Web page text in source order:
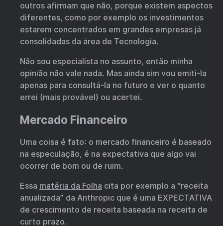
outros afirmam que não, porque existem aspectos
diferentes, como por exemplo os investimentos
estarem concentrados em grandes empresas já
consolidadas da área de Tecnologia.
Não sou especialista no assunto, então minha
opinião não vale nada. Mas ainda sim vou emiti-la
apenas para consultá-la no futuro e ver o quanto
errei (mais provável) ou acertei.
Mercado Financeiro
Uma coisa é fato: o mercado financeiro é baseado
na especulação, é na expectativa que algo vai
ocorrer de bom ou de ruim.
Essa matéria da Folha cita por exemplo a “receita
anualizada” da Anthropic que é uma EXPECTATIVA
de crescimento de receita baseada na receita de
curto prazo.